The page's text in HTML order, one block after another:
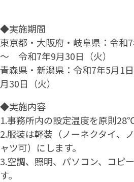
◆実施期間
東京都・大阪府・岐阜県：令和
～ 令和7年9月30日（火）
青森県・新潟県：令和7年5月
月30日（火）
◆実施内容
1.事務所内の設定温度を原則
2.服装は軽装（ノーネクタイ、
ャツ可）にします。
3.空調、照明、パソコン、コピ
す。